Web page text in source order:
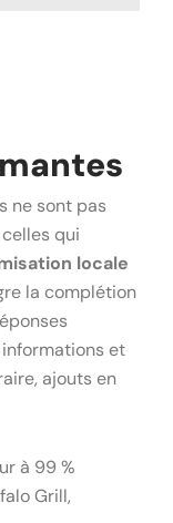
ne sont pas
qui
locale
la complétion
et
ajouts en
à 99 %
Grill,